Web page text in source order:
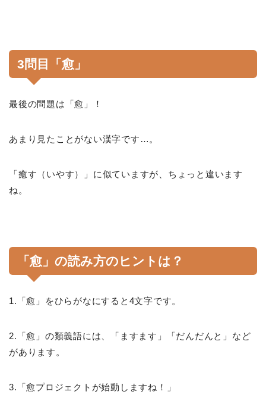
3問目「愈」
最後の問題は「愈」！
あまり見たことがない漢字です…。
「癒す（いやす）」に似ていますが、ちょっと違います
ね。
「愈」の読み方のヒントは？
1.「愈」をひらがなにすると4文字です。
2.「愈」の類義語には、「ますます」「だんだんと」など
があります。
3.「愈プロジェクトが始動しますね！」